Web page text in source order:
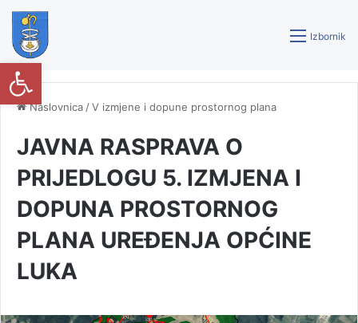
Izbornik
Naslovnica /V izmjene i dopune prostornog plana
JAVNA RASPRAVA O
PRIJEDLOGU 5. IZMJENA I
DOPUNA PROSTORNOG
PLANA UREĐENJA OPĆINE
LUKA
Open toolbar